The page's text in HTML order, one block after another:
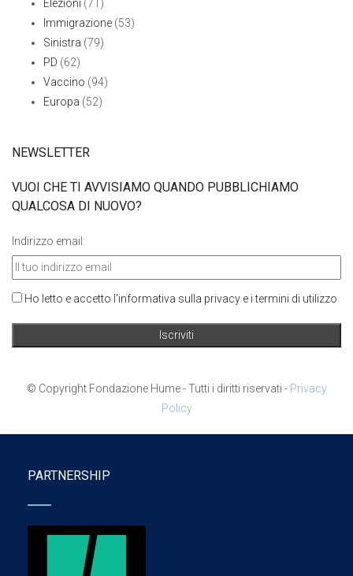
Elezioni (71)
Immigrazione (53)
Sinistra (79)
PD (62)
Vaccino (94)
Europa (52)
NEWSLETTER
VUOI CHE TI AVVISIAMO QUANDO PUBBLICHIAMO
QUALCOSA DI NUOVO?
Indirizzo email:
Ho letto e accetto l'informativa sulla privacy e i termini di utilizzo
© Copyright Fondazione Hume - Tutti i diritti riservati - Privacy
Policy
PARTNERSHIP